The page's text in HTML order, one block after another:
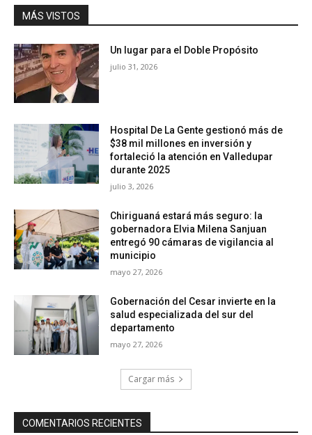
MÁS VISTOS
Un lugar para el Doble Propósito
julio 31, 2026
Hospital De La Gente gestionó más de
$38 mil millones en inversión y
fortaleció la atención en Valledupar
durante 2025
julio 3, 2026
Chiriguaná estará más seguro: la
gobernadora Elvia Milena Sanjuan
entregó 90 cámaras de vigilancia al
municipio
mayo 27, 2026
Gobernación del Cesar invierte en la
salud especializada del sur del
departamento
mayo 27, 2026
Cargar más
COMENTARIOS RECIENTES